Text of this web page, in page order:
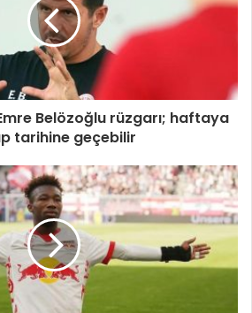
Belözoğlu rüzgarı; haftaya
tarihine geçebilir